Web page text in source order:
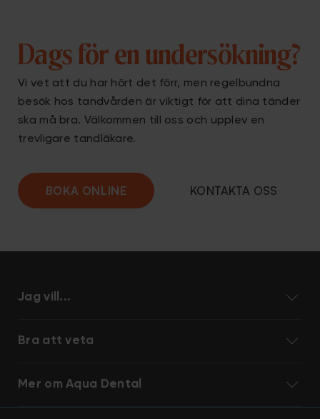
Dags för en undersökning?
Vi vet att du har hört det förr, men regelbundna
besök hos tandvården är viktigt för att dina tänder
ska må bra. Välkommen till oss och upplev en
trevligare tandläkare.
BOKA ONLINE KONTAKTA OSS
Jag vill...
Bra att veta
Mer om Aqua Dental